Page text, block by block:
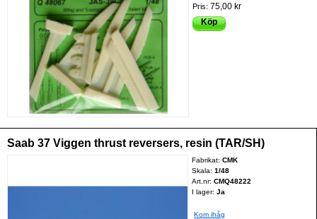
Pris: 75,00 kr
Köp
Saab 37 Viggen thrust reversers, resin (TAR/SH)
Fabrikat:CMK
Skala:1/48
Art.nr:CMQ48222
I lager: Ja
Kom ihåg